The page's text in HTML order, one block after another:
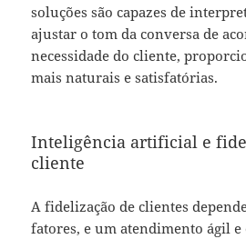
soluções são capazes de
ajustar o tom da conversa de
necessidade do cliente,
mais naturais e satisfatórias.
Inteligência artificial e
cliente
A fidelização de clientes
fatores, e um atendimento ágil e